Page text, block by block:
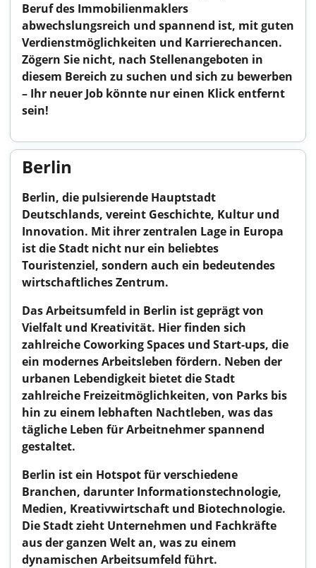
Beruf des Immobilienmaklers
abwechslungsreich und spannend ist, mit guten
Verdienstmöglichkeiten und Karrierechancen.
Zögern Sie nicht, nach Stellenangeboten in
diesem Bereich zu suchen und sich zu bewerben
– Ihr neuer Job könnte nur einen Klick entfernt
sein!
Berlin
Berlin, die pulsierende Hauptstadt
Deutschlands, vereint Geschichte, Kultur und
Innovation. Mit ihrer zentralen Lage in Europa
ist die Stadt nicht nur ein beliebtes
Touristenziel, sondern auch ein bedeutendes
wirtschaftliches Zentrum.
Das Arbeitsumfeld in Berlin ist geprägt von
Vielfalt und Kreativität. Hier finden sich
zahlreiche Coworking Spaces und Start-ups, die
ein modernes Arbeitsleben fördern. Neben der
urbanen Lebendigkeit bietet die Stadt
zahlreiche Freizeitmöglichkeiten, von Parks bis
hin zu einem lebhaften Nachtleben, was das
tägliche Leben für Arbeitnehmer spannend
gestaltet.
Berlin ist ein Hotspot für verschiedene
Branchen, darunter Informationstechnologie,
Medien, Kreativwirtschaft und Biotechnologie.
Die Stadt zieht Unternehmen und Fachkräfte
aus der ganzen Welt an, was zu einem
dynamischen Arbeitsumfeld führt.